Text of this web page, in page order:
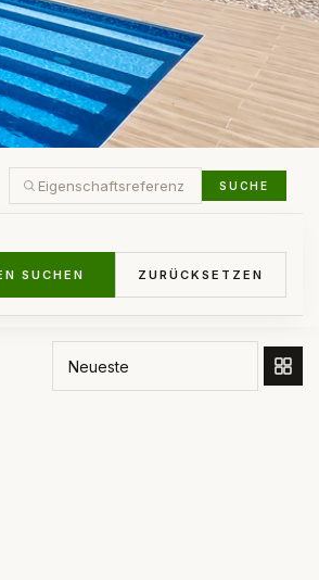
SUCHE
SUCHEN ZURÜCKSETZEN
SORTIEREN NACH